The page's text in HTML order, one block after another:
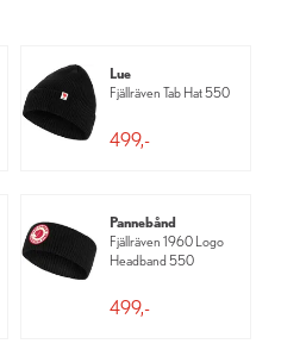
Lue
Fjällräven Tab Hat 550
499,-
Pannebånd
Fjällräven 1960 Logo
Headband 550
499,-